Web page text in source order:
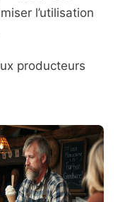
l’utilisation
producteurs